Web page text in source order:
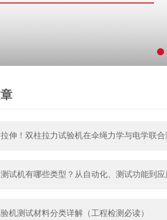
伸！双柱拉力试验机在伞绳力学与电学联
试机有哪些类型？从自动化、测试功能到
机测试材料分类详解（工程检测必读）